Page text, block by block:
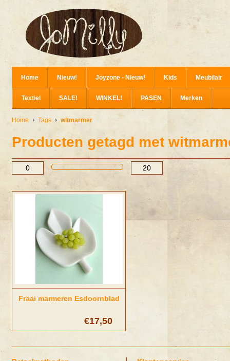
Home Nieuw! Joyzone - Nieuw! Kids Meubilair
Textiel SALE! WINKEL! PASEN Merken
Home Tags witmarmer
Producten getagd met
Fraai marmeren Esdoornblad
€17,50